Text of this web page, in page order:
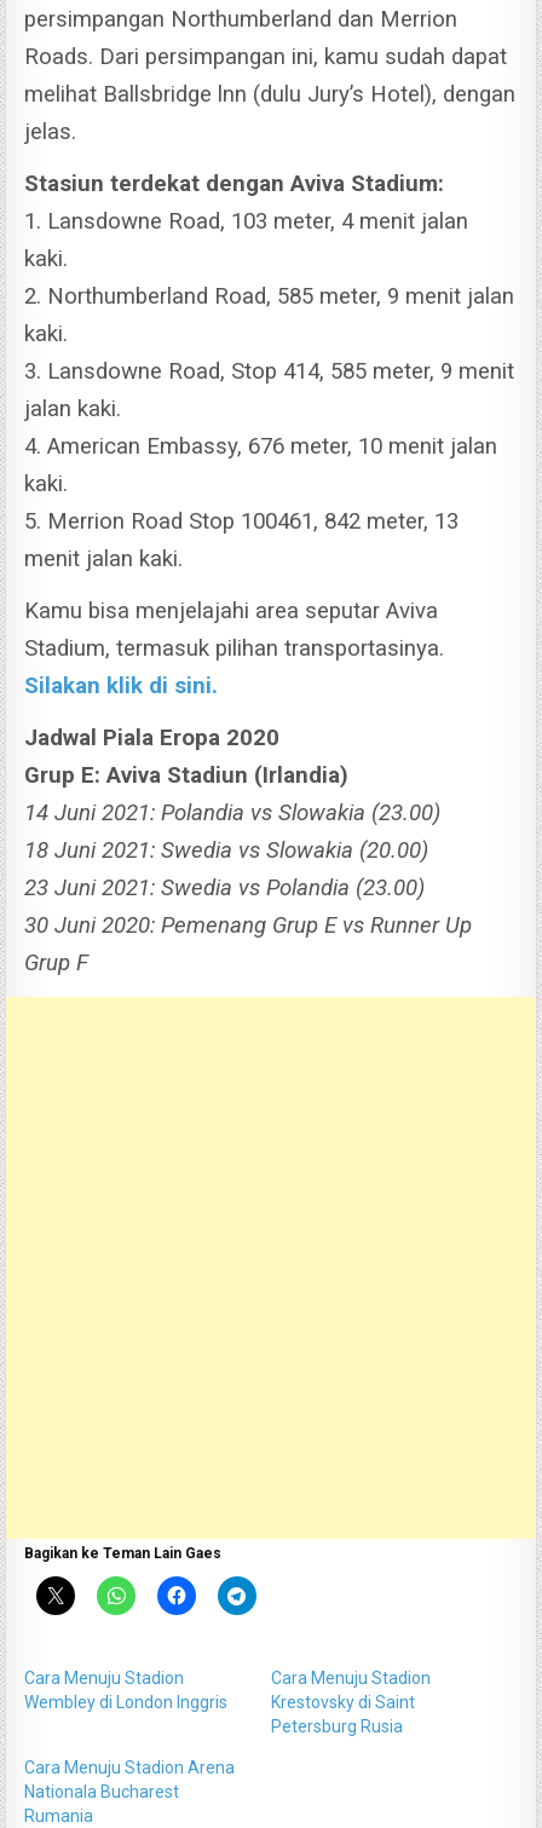
persimpangan Northumberland dan Merrion
Roads. Dari persimpangan ini, kamu sudah dapat
melihat Ballsbridge lnn (dulu Jury’s Hotel), dengan
jelas.
Stasiun terdekat dengan Aviva Stadium:
1. Lansdowne Road, 103 meter, 4 menit jalan
kaki.
2. Northumberland Road, 585 meter, 9 menit jalan
kaki.
3. Lansdowne Road, Stop 414, 585 meter, 9 menit
jalan kaki.
4. American Embassy, 676 meter, 10 menit jalan
kaki.
5. Merrion Road Stop 100461, 842 meter, 13
menit jalan kaki.
Kamu bisa menjelajahi area seputar Aviva
Stadium, termasuk pilihan transportasinya.
Silakan klik di sini.
Jadwal Piala Eropa 2020
Grup E: Aviva Stadiun (Irlandia)
14 Juni 2021: Polandia vs Slowakia (23.00)
18 Juni 2021: Swedia vs Slowakia (20.00)
23 Juni 2021: Swedia vs Polandia (23.00)
30 Juni 2020: Pemenang Grup E vs Runner Up
Grup F
Bagikan ke Teman Lain Gaes
Cara Menuju Stadion
Wembley di London Inggris
Cara Menuju Stadion
Krestovsky di Saint
Petersburg Rusia
Cara Menuju Stadion Arena
Nationala Bucharest
Rumania